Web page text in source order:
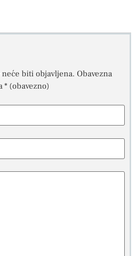
neće biti objavljena. Obavezna
* (obavezno)